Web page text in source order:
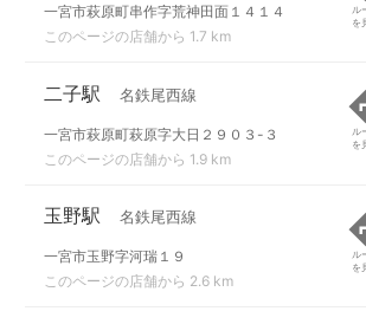
一宮市萩原町串作字荒神田面１４１４
このページの店舗から 1.7 km
ル
を
二子駅 名鉄尾西線
一宮市萩原町萩原字大日２９０３-３
このページの店舗から 1.9 km
ル
を
玉野駅 名鉄尾西線
一宮市玉野字河瑞１９
このページの店舗から 2.6 km
ル
を